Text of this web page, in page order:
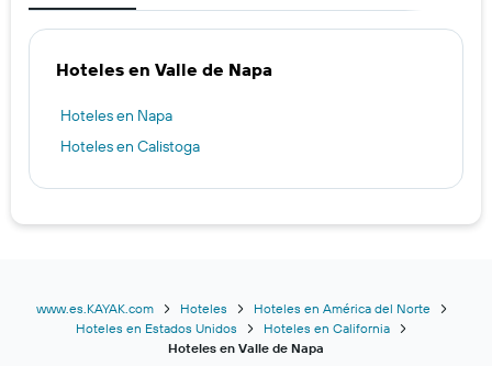
Hoteles en Valle de Napa
Hoteles en Napa
Hoteles en Calistoga
www.es.KAYAK.com Hoteles
Hoteles en América del Norte
Hoteles en Estados Unidos
Hoteles en California
Hoteles en Valle de Napa